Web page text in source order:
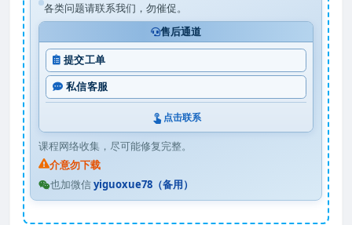
各类问题请联系我们，勿催促。
售后通道
提交工单
私信客服
点击联系
课程网络收集，尽可能修复完整。
介意勿下载
也加微信yiguoxue78（备用）